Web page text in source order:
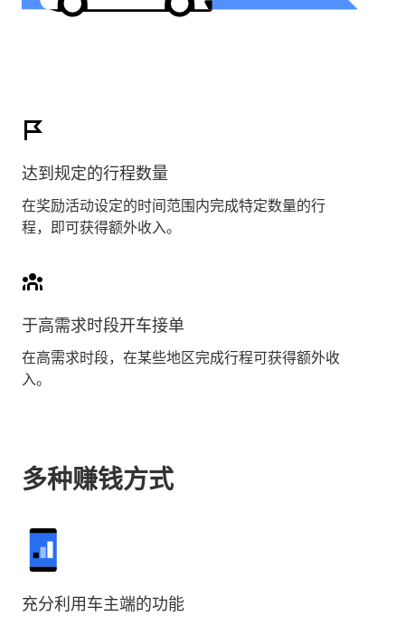
达到规定的行程数量
在奖励活动设定的时间范围内完成特定数量的行
程，即可获得额外收入。
于高需求时段开车接单
在高需求时段，在某些地区完成行程可获得额外收
入。
多种赚钱方式
充分利用车主端的功能